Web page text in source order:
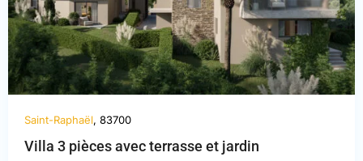
Saint-Raphaël, 83700
Villa 3 pièces avec terrasse et jardin